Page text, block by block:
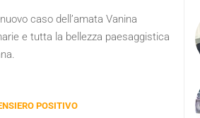
caso dell’amata Vanina
e tutta la bellezza paesaggistica
POSITIVO